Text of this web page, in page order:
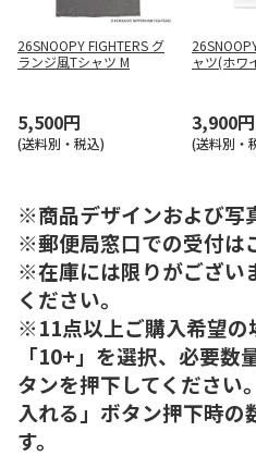
26SNOOPY FIGHTERS グ
ランジ風Tシャツ M
5,500円
(送料別・税込)
ャツ(ホワ
3,900円
(送料別・
※商品デザインおよび写
※郵便局窓口での受付は
※在庫には限りがござい
ください。
※11点以上ご購入希望の
「10+」を選択、必要
タンを押下してください
入れる」ボタン押下時
す。